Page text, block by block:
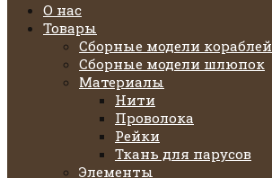
О нас
Товары
Сборные модели кораблей
Сборные модели шлюпок
Материалы
Нити
Проволока
Рейки
Ткань для парусов
Элементы